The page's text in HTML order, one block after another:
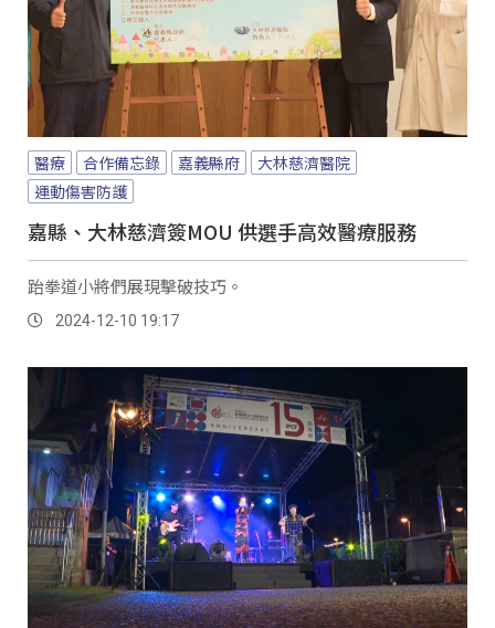
醫療 合作備忘錄 嘉義縣府
大林慈濟醫院
運動傷害防護
嘉縣、大林慈濟簽MOU 供選手高效醫療服務
跆拳道小將們展現擊破技巧。
2024-12-10 19:17